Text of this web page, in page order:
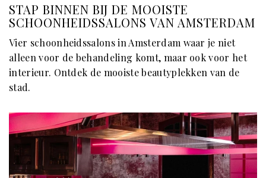
STAP BINNEN BIJ DE MOOISTE
SCHOONHEIDSSALONS VAN AMSTERDAM
Vier schoonheidssalons in Amsterdam waar je niet
alleen voor de behandeling komt, maar ook voor het
interieur. Ontdek de mooiste beautyplekken van de
stad.